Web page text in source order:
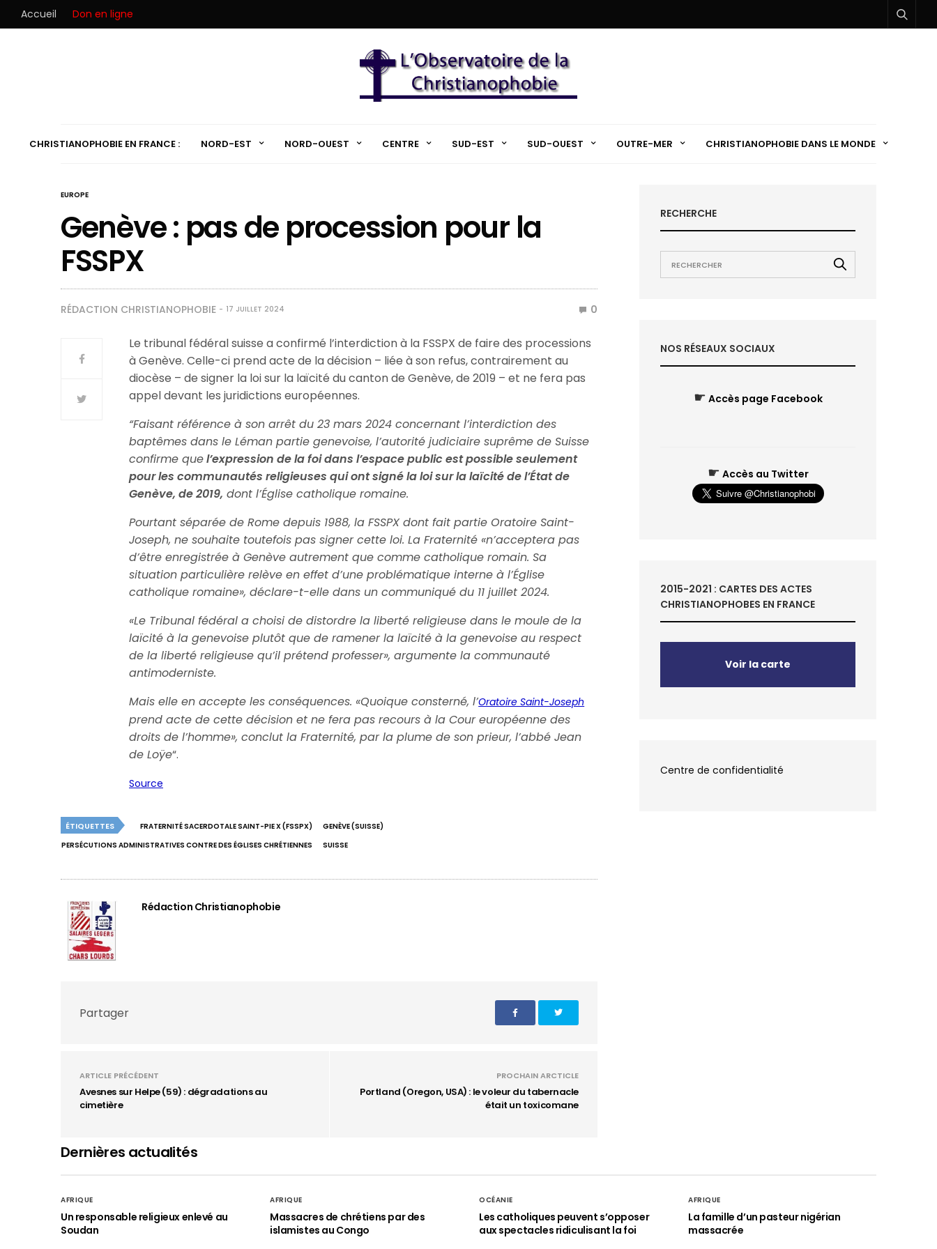
Accueil Don en ligne
CHRISTIANOPHOBIE EN FRANCE : NORD-EST NORD-OUEST CENTRE SUD-EST SUD-OUEST OUTRE-MER CHRISTIANOPHOBIE DANS LE MONDE
EUROPE
Genève : pas de procession pour la
FSSPX
RÉDACTION CHRISTIANOPHOBIE 17 JUILLET 2024 0
Le tribunal fédéral suisse a confirmé l’interdiction à la FSSPX de faire des processions
à Genève. Celle-ci prend acte de la décision – liée à son refus, contrairement au
diocèse – de signer la loi sur la laïcité du canton de Genève, de 2019 – et ne fera pas
appel devant les juridictions européennes.
“Faisant référence à son arrêt du 23 mars 2024 concernant l’interdiction des
baptêmes dans le Léman partie genevoise, l’autorité judiciaire suprême de Suisse
confirme quel’expression de la foi dans l’espace public est possible seulement
pour les communautés religieuses qui ont signé la loi sur la laïcité de l’État de
Genève, de 2019, dont l’Église catholique romaine.
Pourtant séparée de Rome depuis 1988, la FSSPX dont fait partie Oratoire Saint-
Joseph, ne souhaite toutefois pas signer cette loi. La Fraternité «n’acceptera pas
d’être enregistrée à Genève autrement que comme catholique romain. Sa
situation particulière relève en effet d’une problématique interne à l’Église
catholique romaine», déclare-t-elle dans un communiqué du 11 juillet 2024.
«Le Tribunal fédéral a choisi de distordre la liberté religieuse dans le moule de la
laïcité à la genevoise plutôt que de ramener la laïcité à la genevoise au respect
de la liberté religieuse qu’il prétend professer», argumente la communauté
antimoderniste.
Mais elle en accepte les conséquences. «Quoique consterné, l’Oratoire Saint-Joseph
prend acte de cette décision et ne fera pas recours à la Cour européenne des
droits de l’homme», conclut la Fraternité, par la plume de son prieur, l’abbé Jean
de Loÿe“.
Source
ÉTIQUETTES FRATERNITÉ SACERDOTALE SAINT-PIE X (FSSPX)
GENÈVE (SUISSE)
PERSÉCUTIONS ADMINISTRATIVES CONTRE DES ÉGLISES CHRÉTIENNES
SUISSE
Rédaction Christianophobie
Partager
ARTICLE PRÉCÉDENT
Avesnes sur Helpe (59) : dégradations au
cimetière
PROCHAIN ARCTICLE
Portland (Oregon, USA) : le voleur du tabernacle
était un toxicomane
RECHERCHE
NOS RÉSEAUX SOCIAUX
☛ Accès page Facebook
☛ Accès au Twitter
2015-2021 : CARTES DES ACTES
CHRISTIANOPHOBES EN FRANCE
Voir la carte
Centre de confidentialité
Dernières actualités
AFRIQUE
Un responsable religieux enlevé au
Soudan
AFRIQUE
Massacres de chrétiens par des
islamistes au Congo
OCÉANIE
Les catholiques peuvent s’opposer
aux spectacles ridiculisant la foi
AFRIQUE
La famille d’un pasteur nigérian
massacrée